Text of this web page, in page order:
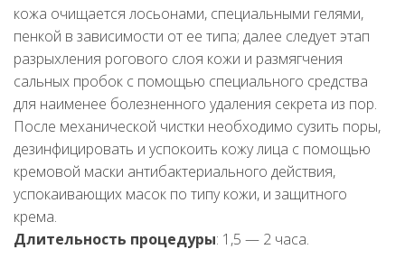
кожа очищается лосьонами, специальными гелями,
пенкой в зависимости от ее типа; далее следует этап
разрыхления рогового слоя кожи и размягчения
сальных пробок с помощью специального средства
для наименее болезненного удаления секрета из пор.
После механической чистки необходимо сузить поры,
дезинфицировать и успокоить кожу лица с помощью
кремовой маски антибактериального действия,
успокаивающих масок по типу кожи, и защитного
крема.
Длительность процедуры: 1,5 — 2 часа.